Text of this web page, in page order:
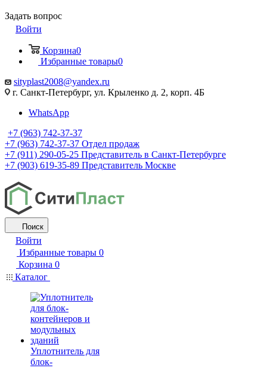
Задать вопрос
Войти
Корзина0
Избранные товары0
sityplast2008@yandex.ru
г. Санкт-Петербург, ул. Крыленко д. 2, корп. 4Б
WhatsApp
+7 (963) 742-37-37
+7 (963) 742-37-37 Отдел продаж
+7 (911) 290-05-25 Представитель в Санкт-Петербурге
+7 (903) 619-35-89 Представитель Москве
Поиск
Войти
Избранные товары 0
Корзина 0
Каталог
Уплотнитель для
блок-